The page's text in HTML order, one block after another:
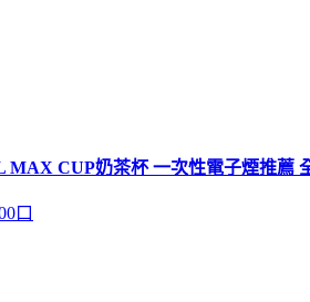
MAX CUP奶茶杯 一次性電子煙推薦
口